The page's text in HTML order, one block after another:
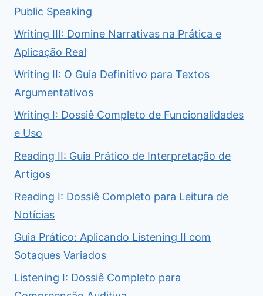
Public Speaking
Writing III: Domine Narrativas na Prática e
Aplicação Real
Writing II: O Guia Definitivo para Textos
Argumentativos
Writing I: Dossiê Completo de Funcionalidades
e Uso
Reading II: Guia Prático de Interpretação de
Artigos
Reading I: Dossiê Completo para Leitura de
Notícias
Guia Prático: Aplicando Listening II com
Sotaques Variados
Listening I: Dossiê Completo para